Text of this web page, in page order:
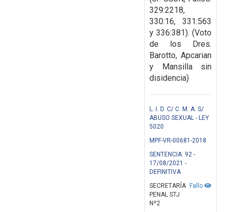
329:2218,
330:16, 331:563
y 336:381). (Voto
de los Dres.
Barotto, Apcarian
y Mansilla sin
disidencia)
L. I. D. C/ C. M. A. S/
ABUSO SEXUAL - LEY
5020
MPF-VR-00681-2018
SENTENCIA: 92 -
17/08/2021 -
DEFINITIVA
Fallo
SECRETARÍA
PENAL STJ
Nº2